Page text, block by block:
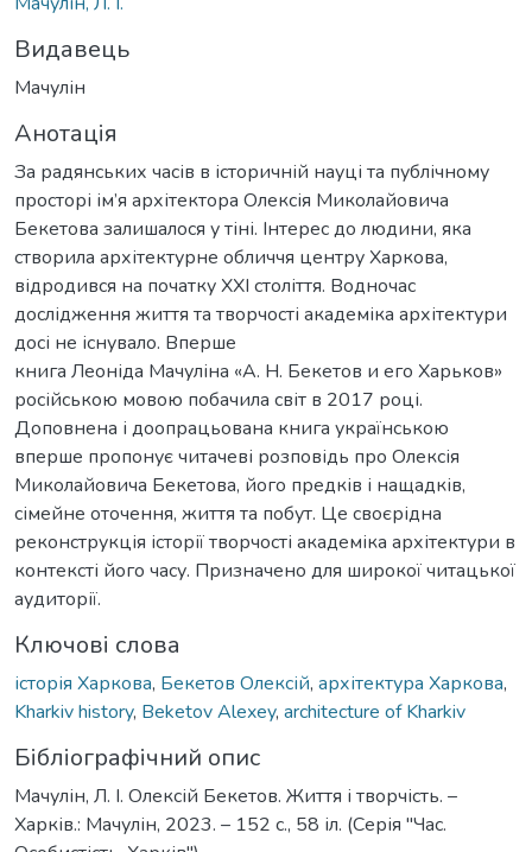
Видавець
Мачулін
Анотація
За радянських часів в історичній науці та публічному
просторі ім’я архітектора Олексія Миколайовича
Бекетова залишалося у тіні. Інтерес до людини, яка
створила архітектурне обличчя центру Харкова,
відродився на початку XXI століття. Водночас
дослідження життя та творчості академіка архітектури
досі не існувало. Вперше
книга Леоніда Мачуліна «А. Н. Бекетов и его Харьков»
російською мовою побачила світ в 2017 році.
Доповнена і доопрацьована книга українською
вперше пропонує читачеві розповідь про Олексія
Миколайовича Бекетова, його предків і нащадків,
сімейне оточення, життя та побут. Це своєрідна
реконструкція історії творчості академіка архітектури в
контексті його часу. Призначено для широкої читацької
аудиторії.
Ключові слова
історія Харкова, Бекетов Олексій, архітектура Харкова,
Kharkiv history, Beketov Alexey, architecture of Kharkiv
Бібліографічний опис
Мачулін, Л. І. Олексій Бекетов. Життя і творчість. –
Харків.: Мачулін, 2023. – 152 с., 58 іл. (Серія "Час.